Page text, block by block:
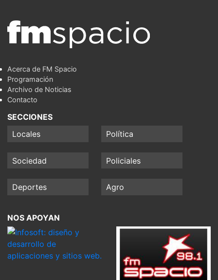
Acerca de FM Spacio
Programación
Archivo de Noticias
Contacto
SECCIONES
Locales
Política
Sociedad Policiales
Deportes Agro
NOS APOYAN